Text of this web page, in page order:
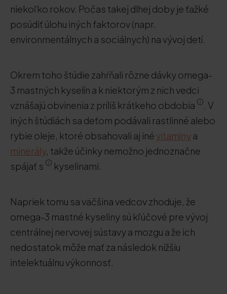
niekoľko rokov. Počas takej dlhej doby je ťažké
posúdiť úlohu iných faktorov (napr.
environmentálnych a sociálnych) na vývoj detí.
Okrem toho štúdie zahŕňali rôzne dávky omega-
3 mastných kyselín a k niektorým z nich vedci
vznášajú obvinenia z príliš krátkeho obdobia
. V
iných štúdiách sa deťom podávali rastlinné alebo
rybie oleje, ktoré obsahovali aj iné vitamínya
minerály, takže účinky nemožno jednoznačne
spájať s
kyselinami.
Napriek tomu sa väčšina vedcov zhoduje, že
omega-3 mastné kyseliny sú kľúčové pre vývoj
centrálnej nervovej sústavy a mozgu a že ich
nedostatok môže mať za následok nižšiu
intelektuálnu výkonnosť.